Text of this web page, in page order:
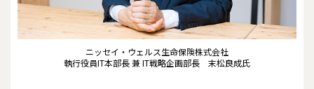
ニッセイ・ウェルス生命保険株式会社
執行役員IT本部長 兼 IT戦略企画部長 末松良成氏